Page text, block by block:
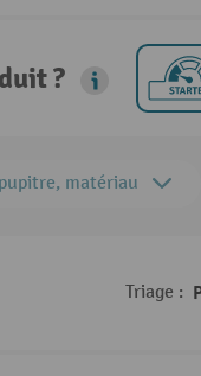
?
matériau
Triage :